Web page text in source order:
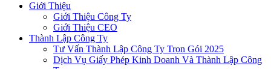
Giới Thiệu
Giới Thiệu Công Ty
Giới Thiệu CEO
Thành Lập Công Ty
Tư Vấn Thành Lập Công Ty Trọn Gói 2025
Dịch Vụ Giấy Phép Kinh Doanh Và Thành Lập Công